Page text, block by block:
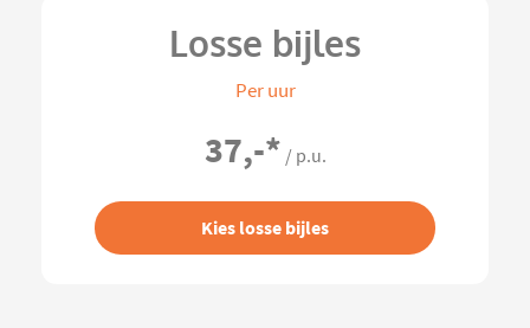
Losse bijles
Per uur
37,-* / p.u.
Kies losse bijles